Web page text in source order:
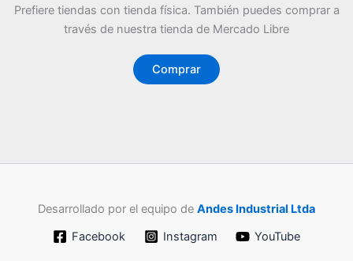
Prefiere tiendas con tienda física. También puedes comprar a
través de nuestra tienda de Mercado Libre
Comprar
Desarrollado por el equipo de Andes Industrial Ltda
Facebook
Instagram YouTube